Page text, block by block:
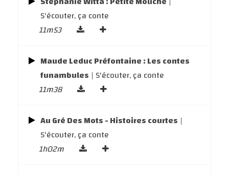
S'écouter, ça conte
11m53
Maude Leduc Préfontaine : Les contes
funambules | S'écouter, ça conte
11m38
Au Gré Des Mots - Histoires courtes |
S'écouter, ça conte
1h02m